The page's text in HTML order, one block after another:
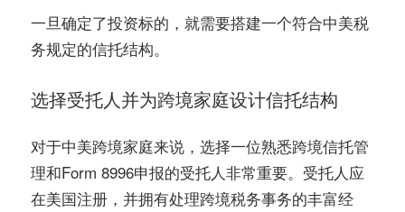
一旦确定了投资标的，就需要搭建一个符合中美税
务规定的信托结构。
选择受托人并为跨境家庭设计信托结构
对于中美跨境家庭来说，选择一位熟悉跨境信托管
理和Form 8996申报的受托人非常重要。受托人应
在美国注册，并拥有处理跨境税务事务的丰富经